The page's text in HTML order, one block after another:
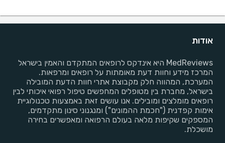
אודות
MedReviews היא אינדקס לרופאים המתקדם והאמין בישראל
המרכז מידע וחוות דעת מאומתות על רופאים ומרפאות.
המערכת, המהווה חלק מקבוצת אתרי חוות הדעת המובילה
בישראל, מחברת בין מטופלים המחפשים טיפול רפואי איכותי לבין
רופאים מומלצים ומובילים. אנו עושים זאת באמצעות טכנולוגיית
אימות קפדנית ("חכמת ההמונים") ומנגנוני סינון מתקדמים,
המספקים שקיפות מלאה בעולם הרפואה ומאפשרים בחירה
מושכלת.